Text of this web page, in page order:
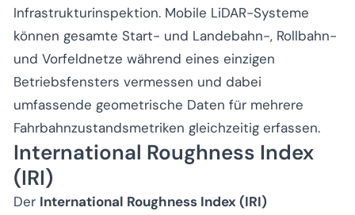
Infrastrukturinspektion. Mobile LiDAR-Systeme
können gesamte Start- und Landebahn-, Rollbahn-
und Vorfeldnetze während eines einzigen
Betriebsfensters vermessen und dabei
umfassende geometrische Daten für mehrere
Fahrbahnzustandsmetriken gleichzeitig erfassen.
International Roughness Index
(IRI)
Der International Roughness Index (IRI)